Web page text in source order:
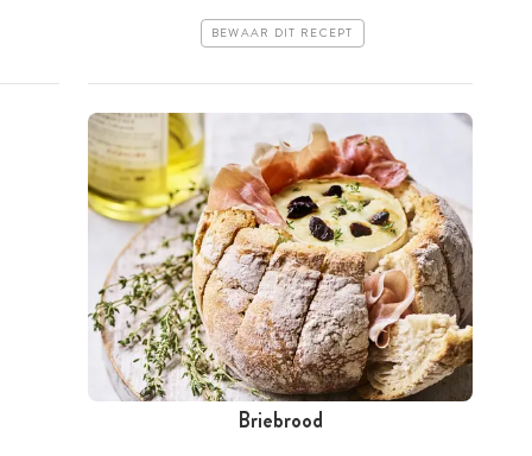
BEWAAR DIT RECEPT
Briebrood